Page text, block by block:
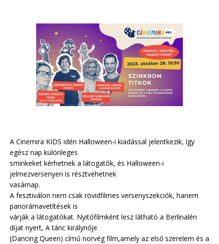
A Cinemira KIDS idén Halloween-i kiadással jelentkezik, így
egész nap különleges
sminkeket kérhetnek a látogatók, és Halloween-i
jelmezversenyen is résztvehetnek
vasárnap.
A fesztiválon nem csak rövidfilmes versenyszekciók, hanem
panorámavetítések is
várják a látogatókat. Nyitófilmként lesz látható a Berlinalén
díjat nyert, A tánc királynője
(Dancing Queen) című norvég film,amely az első szerelem és a